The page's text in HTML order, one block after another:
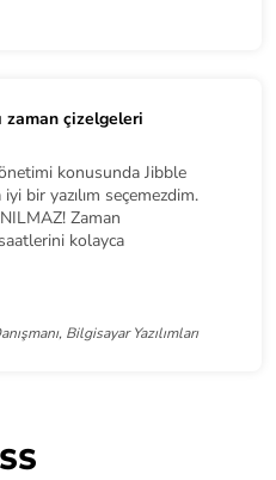
zaman çizelgeleri
konusunda Jibble
bir yazılım seçemezdim.
Zaman
kolayca
Bilgisayar Yazılımları